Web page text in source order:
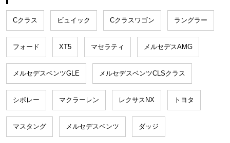
Cクラス ビュイック Cクラスワゴン ラングラー
フォード XT5 マセラティ メルセデスAMG
メルセデスベンツGLE メルセデスベンツCLSクラス
シボレー マクラーレン レクサスNX トヨタ
マスタング メルセデスベンツ ダッジ